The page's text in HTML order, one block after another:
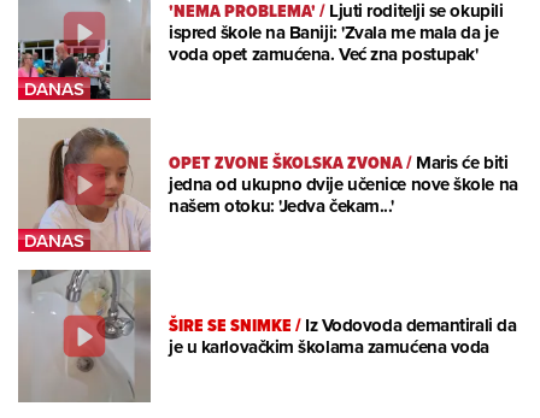
'NEMA PROBLEMA'/Ljuti roditelji se okupili
ispred škole na Baniji: 'Zvala me mala da je
voda opet zamućena. Već zna postupak'
OPET ZVONE ŠKOLSKA ZVONA/Maris će biti
jedna od ukupno dvije učenice nove škole na
našem otoku: 'Jedva čekam...'
ŠIRE SE SNIMKE/Iz Vodovoda demantirali da
je u karlovačkim školama zamućena voda